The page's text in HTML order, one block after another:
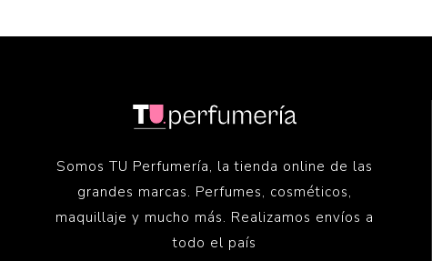
Somos TU Perfumería, la tienda online de las
grandes marcas. Perfumes, cosméticos,
maquillaje y mucho más. Realizamos envíos a
todo el país